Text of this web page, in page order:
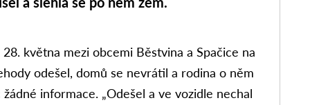
května mezi obcemi Běstvina a Spačice na
odešel, domů se nevrátil a rodina o něm
informace. „Odešel a ve vozidle nechal